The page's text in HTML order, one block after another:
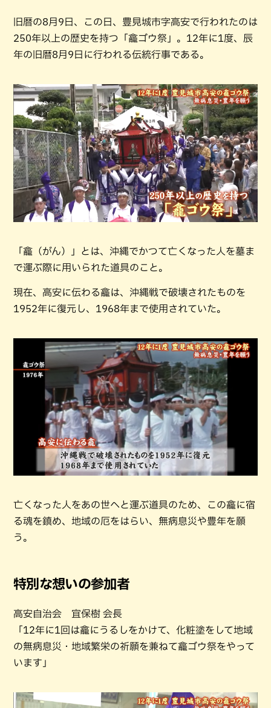
旧暦の8月9日、この日、豊見城市字高安で行われたのは
250年以上の歴史を持つ「龕ゴウ祭」。12年に1度、辰
年の旧暦8月9日に行われる伝統行事である。
「龕（がん）」とは、沖縄でかつて亡くなった人を墓ま
で運ぶ際に用いられた道具のこと。
現在、高安に伝わる龕は、沖縄戦で破壊されたものを
1952年に復元し、1968年まで使用されていた。
亡くなった人をあの世へと運ぶ道具のため、この龕に宿
る魂を鎮め、地域の厄をはらい、無病息災や豊年を願
う。
特別な想いの参加者
高安自治会 宜保樹 会長
「12年に1回は龕にうるしをかけて、化粧塗をして地域
の無病息災・地域繁栄の祈願を兼ねて龕ゴウ祭をやって
います」